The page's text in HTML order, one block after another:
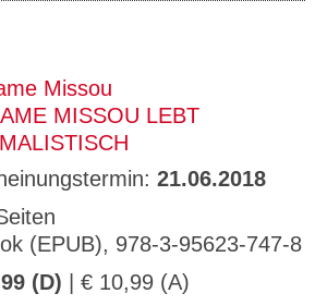
Missou
MISSOU LEBT
21.06.2018
(EPUB), 978-3-95623-747-8
(D) | € 10,99 (A)